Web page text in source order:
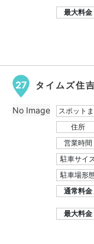
最大料金
27 タイムズ住
スポット
住所
営業時間
駐車サイ
駐車場形
通常料金
最大料金
No Image